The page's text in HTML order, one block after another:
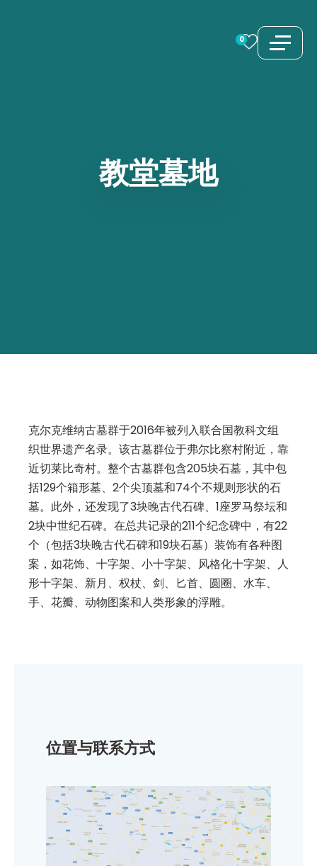
0
教堂墓地
克尔克维纳古墓群于2016年被列入联合国教科文组
织世界遗产名录。该古墓群位于弗尔比察村附近，靠
近切莱比奇村。整个古墓群包含205块石墓，其中包
括129个箱形墓、2个尖顶墓和74个不规则形状的石
墓。此外，还发现了3块晚古代石碑、1座罗马祭坛和
2块中世纪石碑。在总共记录的211个纪念碑中，有22
个（包括3块晚古代石碑和19块石墓）装饰有各种图
案，如花饰、十字架、小十字架、风格化十字架、人
形十字架、新月、权杖、剑、匕首、圆圈、水车、
手、花瓣、动物图案和人类形象的浮雕。
位置与联系方式